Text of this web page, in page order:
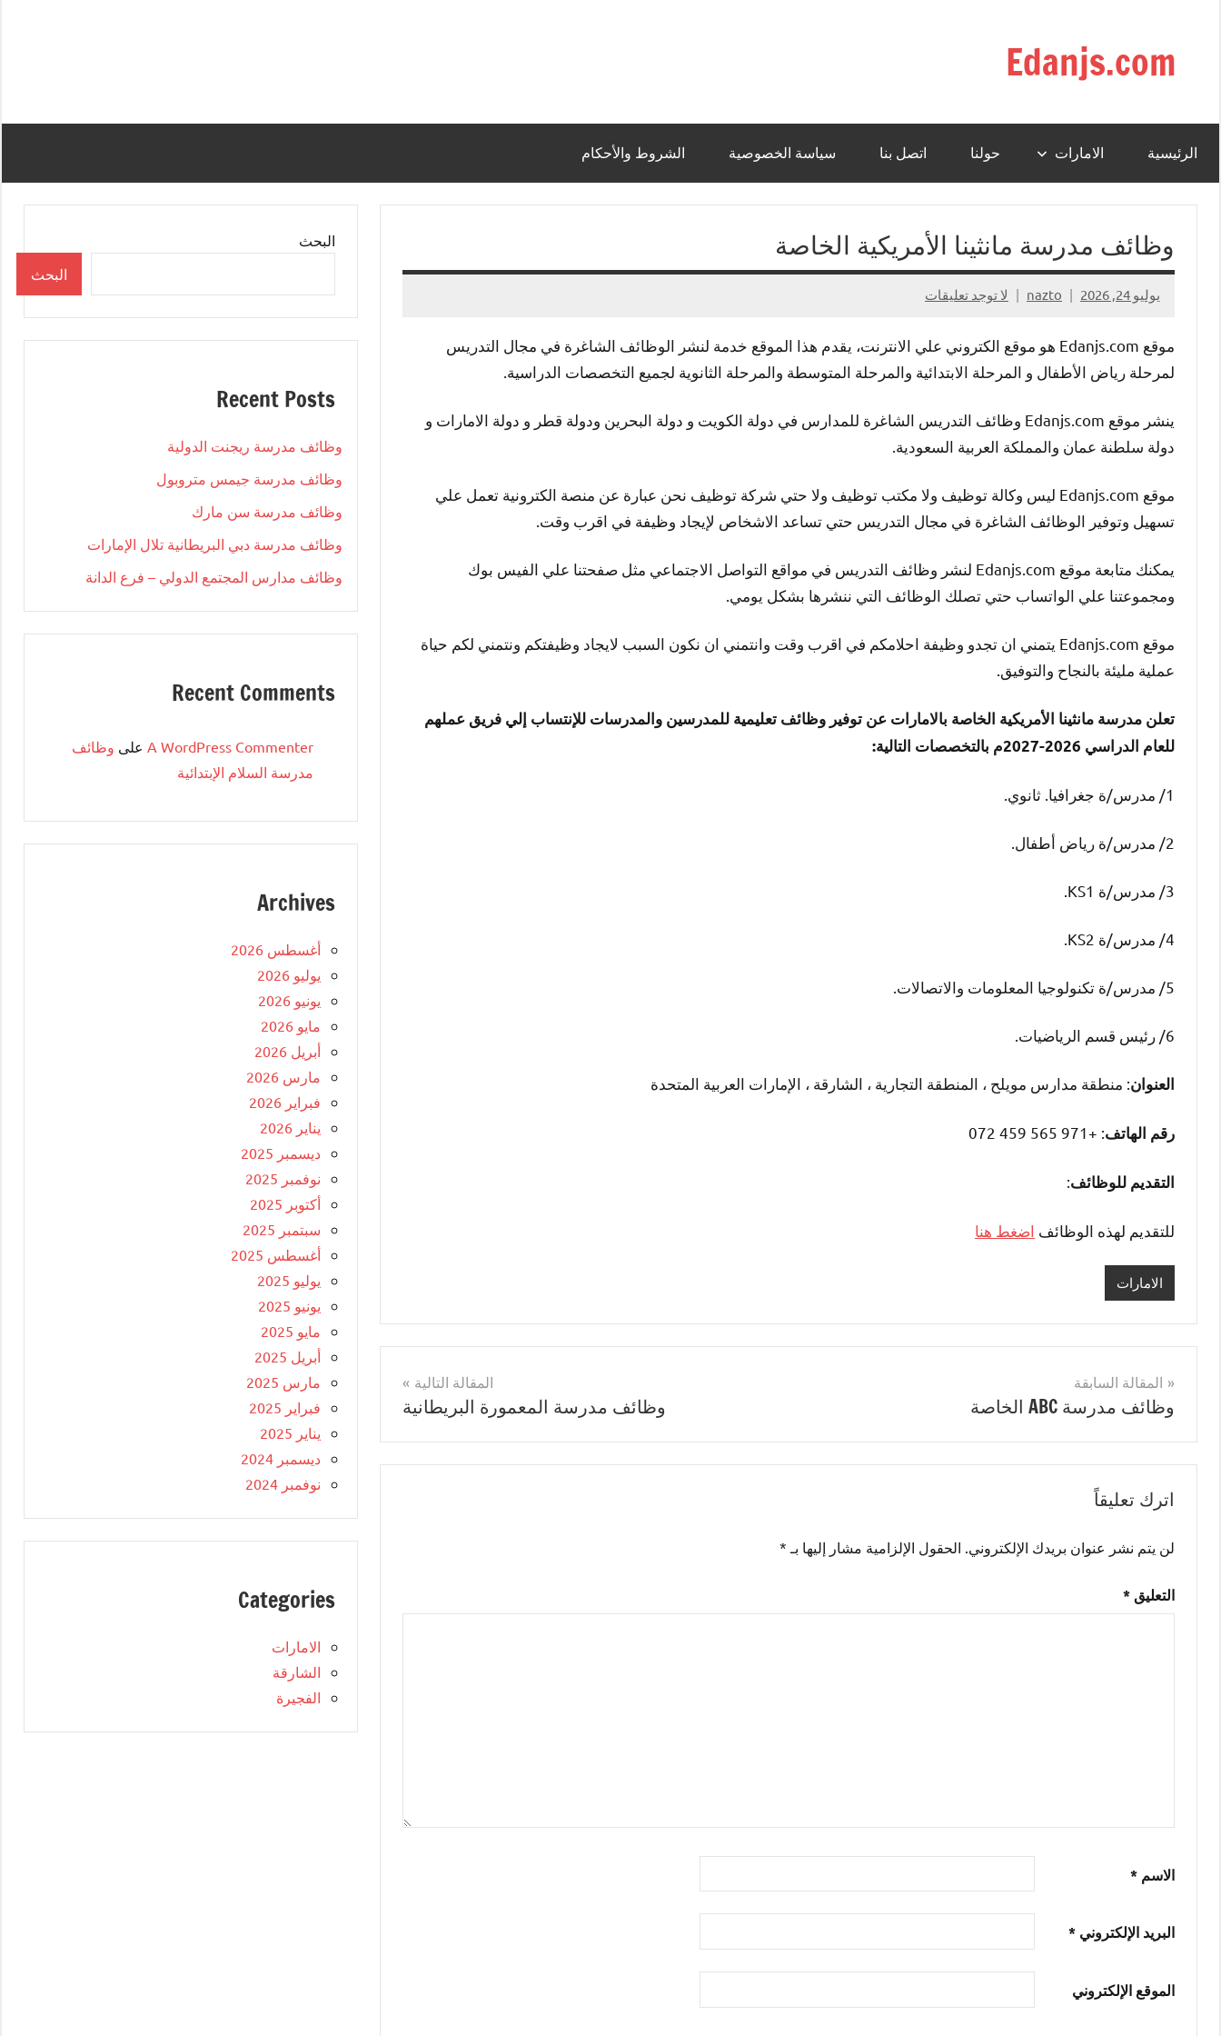
المحتوىEdanjs.com
الرئيسية الامارات حولنا اتصل بنا سياسة الخصوصية الشروط والأحكام
وظائف مدرسة مانثينا الأمريكية الخاصة
يوليو 24, 2026 nazto لا توجد تعليقات
موقع Edanjs.com هو موقع الكتروني علي الانترنت، يقدم هذا الموقع خدمة لنشر الوظائف الشاغرة في مجال التدريس
لمرحلة رياض الأطفال و المرحلة الابتدائية والمرحلة المتوسطة والمرحلة الثانوية لجميع التخصصات الدراسية.
ينشر موقع Edanjs.com وظائف التدريس الشاغرة للمدارس في دولة الكويت و دولة البحرين ودولة قطر و دولة الامارات و
دولة سلطنة عمان والمملكة العربية السعودية.
موقع Edanjs.com ليس وكالة توظيف ولا مكتب توظيف ولا حتي شركة توظيف نحن عبارة عن منصة الكترونية تعمل علي
تسهيل وتوفير الوظائف الشاغرة في مجال التدريس حتي تساعد الاشخاص لإيجاد وظيفة في اقرب وقت.
يمكنك متابعة موقع Edanjs.com لنشر وظائف التدريس في مواقع التواصل الاجتماعي مثل صفحتنا علي الفيس بوك
ومجموعتنا علي الواتساب حتي تصلك الوظائف التي ننشرها بشكل يومي.
موقع Edanjs.com يتمني ان تجدو وظيفة احلامكم في اقرب وقت وانتمني ان نكون السبب لايجاد وظيفتكم ونتمني لكم حياة
عملية مليئة بالنجاح والتوفيق.
تعلن مدرسة مانثينا الأمريكية الخاصة بالامارات عن توفير وظائف تعليمية للمدرسين والمدرسات للإنتساب إلي فريق عملهم
للعام الدراسي 2026-2027م بالتخصصات التالية:
1/ مدرس/ة جغرافيا. ثانوي.
2/ مدرس/ة رياض أطفال.
3/ مدرس/ة KS1.
4/ مدرس/ة KS2.
5/ مدرس/ة تكنولوجيا المعلومات والاتصالات.
6/ رئيس قسم الرياضيات.
العنوان: منطقة مدارس مويلح ، المنطقة التجارية ، الشارقة ، الإمارات العربية المتحدة
رقم الهاتف: +971 565 459 072
التقديم للوظائف:
للتقديم لهذه الوظائف اضغط هنا
الامارات
تصفّح
المقالات
المقالة السابقة
وظائف مدرسة ABC الخاصة
المقالة التالية
وظائف مدرسة المعمورة البريطانية
اترك تعليقاً
لن يتم نشر عنوان بريدك الإلكتروني. الحقول الإلزامية مشار إليها بـ *
التعليق *
الاسم *
البريد الإلكتروني *
الموقع الإلكتروني
البحث
البحث
Recent Posts
وظائف مدرسة ريجنت الدولية
وظائف مدرسة جيمس متروبول
وظائف مدرسة سن مارك
وظائف مدرسة دبي البريطانية تلال الإمارات
وظائف مدارس المجتمع الدولي – فرع الدانة
Recent Comments
A WordPress Commenter على وظائف
مدرسة السلام الإبتدائية
Archives
أغسطس 2026
يوليو 2026
يونيو 2026
مايو 2026
أبريل 2026
مارس 2026
فبراير 2026
يناير 2026
ديسمبر 2025
نوفمبر 2025
أكتوبر 2025
سبتمبر 2025
أغسطس 2025
يوليو 2025
يونيو 2025
مايو 2025
أبريل 2025
مارس 2025
فبراير 2025
يناير 2025
ديسمبر 2024
نوفمبر 2024
Categories
الامارات
الشارقة
الفجيرة